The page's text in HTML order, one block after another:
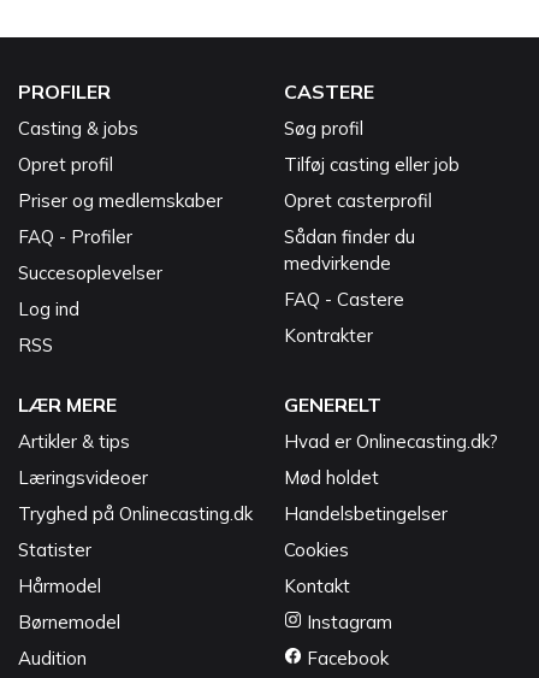
PROFILER
Casting & jobs
Opret profil
Priser og medlemskaber
FAQ - Profiler
Succesoplevelser
Log ind
RSS
CASTERE
Søg profil
Tilføj casting eller job
Opret casterprofil
Sådan finder du
medvirkende
FAQ - Castere
Kontrakter
LÆR MERE
Artikler & tips
Læringsvideoer
Tryghed på Onlinecasting.dk
Statister
Hårmodel
Børnemodel
Audition
GENERELT
Hvad er Onlinecasting.dk?
Mød holdet
Handelsbetingelser
Cookies
Kontakt
Instagram
Facebook